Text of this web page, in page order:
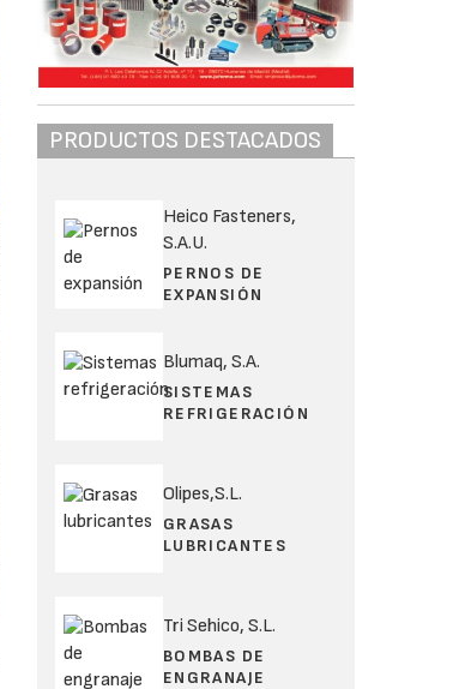
PRODUCTOS DESTACADOS
Heico Fasteners,
S.A.U.
PERNOS DE
EXPANSIÓN
Blumaq, S.A.
SISTEMAS
REFRIGERACIÓN
Olipes,S.L.
GRASAS
LUBRICANTES
Tri Sehico, S.L.
BOMBAS DE
ENGRANAJE